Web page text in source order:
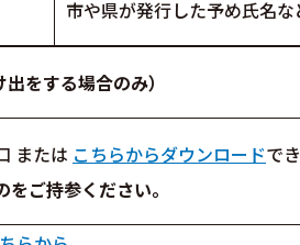
市や県が発行した予め氏名
をする場合のみ）
または こちらからダウンロードで
ご持参ください。